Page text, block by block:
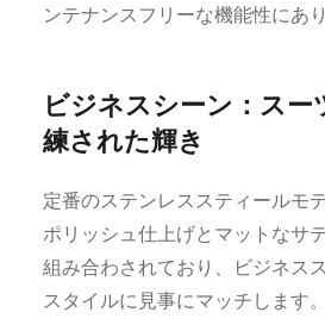
ンテナンスフリーな機能性にあり
ビジネスシーン：スー
練された輝き
定番のステンレススティールモ
ポリッシュ仕上げとマットなサ
組み合わされており、ビジネス
スタイルに見事にマッチします。